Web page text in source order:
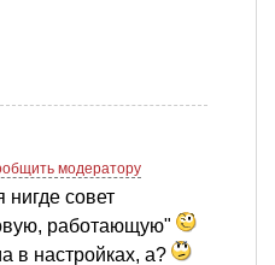
модератору
нигде совет
работающую"
в настройках, а?